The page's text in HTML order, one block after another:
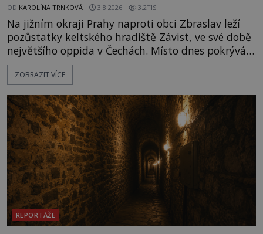
OD KAROLÍNA TRNKOVÁ 3.8.2026 3.2TIS
Na jižním okraji Prahy naproti obci Zbraslav leží
pozůstatky keltského hradiště Závist, ve své době
největšího oppida v Čechách. Místo dnes pokrývá
les, zbytky po kdysi monumentálním hradišti jsou
ale v terénu patrné stále. Co dalšího tu po Keltech
vrch Hr
ZOBRAZIT VÍCE
REPORTÁŽE